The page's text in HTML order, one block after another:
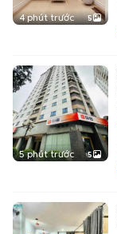
4 phút trước 5
5 phút trước 5